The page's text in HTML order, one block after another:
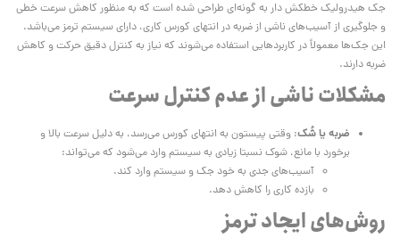
جک هیدرولیک خطکش دار به گونه‌ای طراحی شده است که به منظور کاهش سرعت خطی
و جلوگیری از آسیب‌های ناشی از ضربه در انتهای کورس کاری، دارای سیستم ترمز می‌باشد.
این جک‌ها معمولاً در کاربردهایی استفاده می‌شوند که نیاز به کنترل دقیق حرکت و کاهش
ضربه دارند.
مشکلات ناشی از عدم کنترل سرعت
ضربه یا شُک: وقتی پیستون به انتهای کورس می‌رسد، به دلیل سرعت بالا و
برخورد با مانع، شوک نسبتا زیادی به سیستم وارد می‌شود که می‌تواند:
آسیب‌های جدی به خود جک و سیستم وارد کند.
بازده کاری را کاهش دهد.
روش‌های ایجاد ترمز